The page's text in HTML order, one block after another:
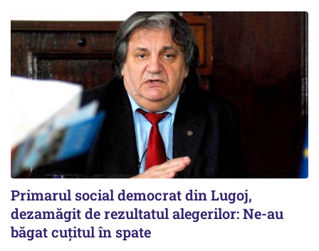
Primarul social democrat din Lugoj,
dezamăgit de rezultatul alegerilor: Ne-au
băgat cuţitul în spate